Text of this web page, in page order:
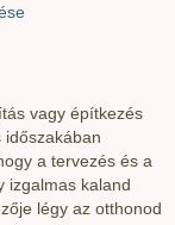
vagy építkezés
a tervezés és a
izgalmas kaland
légy az otthonod